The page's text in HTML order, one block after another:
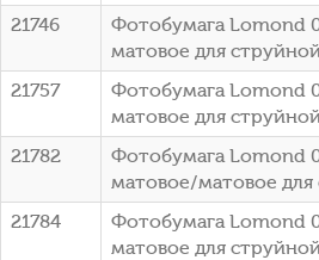
21746
Фотобумага Lomond
матовое для
21757
Фотобумага Lomond
матовое для
21782
Фотобумага Lomond
матовое/матовое
21784
Фотобумага Lomond
матовое для